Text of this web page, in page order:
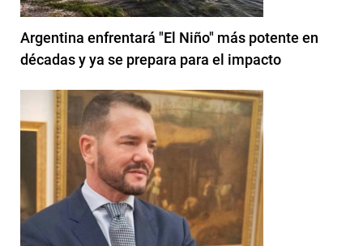
Argentina enfrentará "El Niño" más potente en
décadas y ya se prepara para el impacto